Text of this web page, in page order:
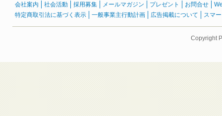
会社案内 社会活動 採用募集 メールマガジン プレゼント お問合せ
特定商取引法に基づく表示
一般事業主行動計画 広告掲載について スマ
Copyright